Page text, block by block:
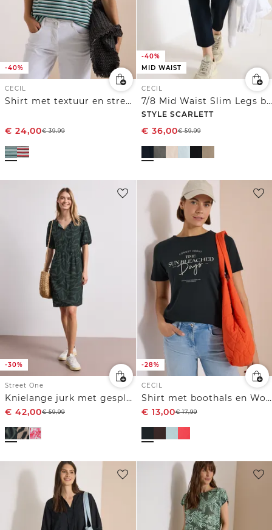
-40%
CECIL
Shirt met textuur en strepen
€ 24,00€39,99
-40%
MID WAIST
CECIL
7/8 Mid Waist Slim Legs broek in casual fit
STYLE SCARLETT
€ 36,00€59,99
-30%
Street One
Knielange jurk met gespleten hals en print
€ 42,00€59,99
-28%
CECIL
Shirt met boothals en Wording Artwork
€ 13,00€17,99